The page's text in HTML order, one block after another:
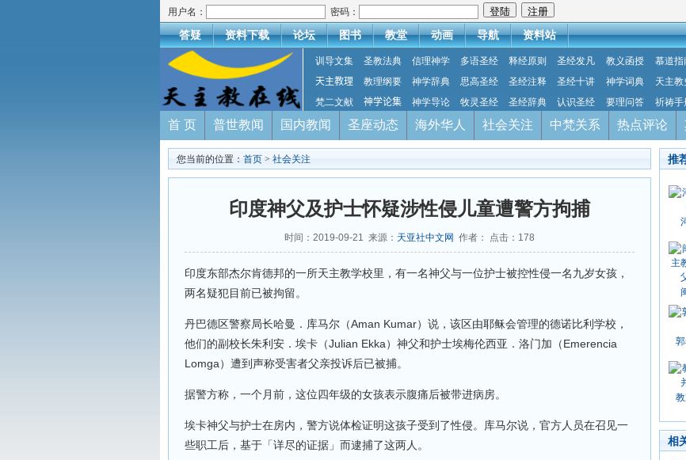
用户名： 密码：
答疑 资料下载 论坛 图书 教堂 动画 导航 资料站
训导文集 圣教法典 信理神学 多语圣经 释经原则 圣经发凡 教义函授 慕道指
天主教理
教理纲要 神学辞典 思高圣经 圣经注释 圣经十讲 神学词典 天主教
梵二文献
神学论集 神学导论 牧灵圣经 圣经辞典 认识圣经 要理问答 祈祷手
首 页 普世教闻 国内教闻 圣座动态 海外华人 社会关注 中梵关系 热点评论
您当前的位置： 首页 > 社会关注
印度神父及护士怀疑涉性侵儿童遭警方拘捕
时间：2019-09-21 来源： 天亚社中文网 作者： 点击： 178
印度东部杰尔肯德邦的一所天主教学校里，有一名神父与一位护士被控性侵一名九岁女孩，
两名疑犯目前已被拘留。
丹巴德区警察局长哈曼．库马尔（Aman Kumar）说，该区由耶稣会管理的德诺比利学校，
他们的副校长朱利安．埃卡（Julian Ekka）神父和护士埃梅伦西亚．洛门加（Emerencia
Lomga）遭到声称受害者父亲投诉后已被捕。
据警方称，一个月前，这位四年级的女孩表示腹痛后被带进病房。
埃卡神父与护士在房内，警方说体检证明这孩子受到了性侵。库马尔说，官方人员在召见一
些职工后，基于「详尽的证据」而逮捕了这两人。
推
相